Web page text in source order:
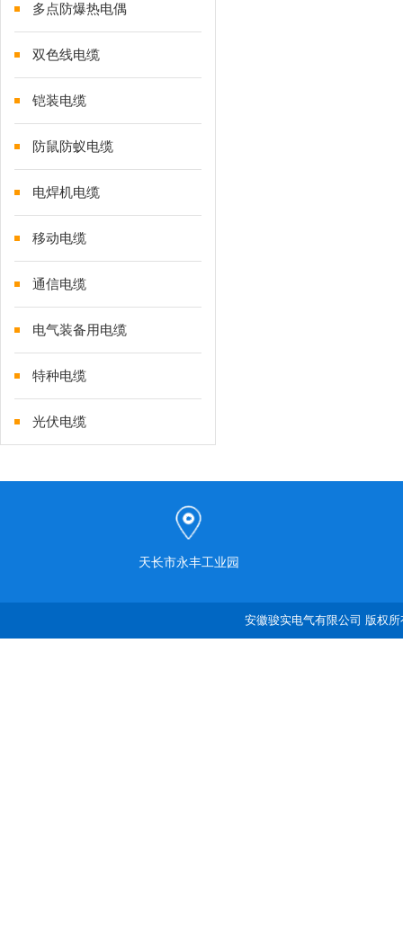
多点防爆热电偶
双色线电缆
铠装电缆
防鼠防蚁电缆
电焊机电缆
移动电缆
通信电缆
电气装备用电缆
特种电缆
光伏电缆
天长市永丰工业园
安徽骏实电气有限公司 版权